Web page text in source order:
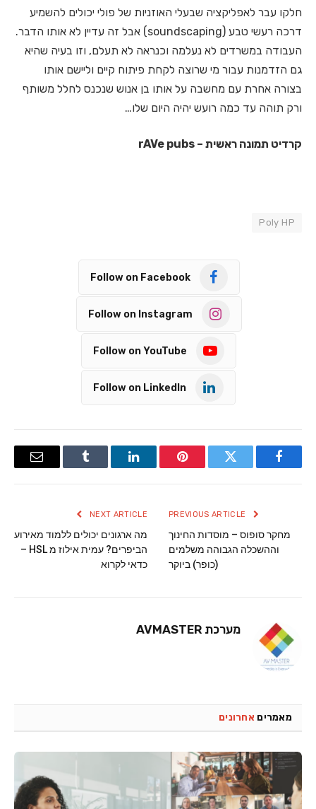
חלקו עבר לאפליקציה שבעלי האוזניות של פולי יכולים להשמיע
דרכה רעשי טבע (soundscaping) אבל זה עדיין לא אותו הדבר.
העבודה במשרדים לא נעלמה וכנראה לא תעלם, וזו בעיה שהיא
גם הזדמנות עבור מי שרוצה לקחת פיתוח קיים וליישם אותו
בצורה אחרת עם מחשבה על אותו בן אנוש שנכנס לחלל משותף
ורק תוהה עד כמה רועש יהיה היום שלו…
קרדיט תמונה ראשית – rAVe pubs
Poly HP
Follow on Facebook
Follow on Instagram
Follow on YouTube
Follow on LinkedIn
Facebook
Twitter
Pinterest
LinkedIn
Tumblr
Email
מחקר סופוס – מוסדות החינוך
וההשכלה הגבוהה משלמים
(כופר) ביוקר
NEXT ARTICLE
מה ארגונים יכולים ללמוד מאירוע
הביפרים? עמית אילוז מ HSL –
כדאי לקרוא
מערכת AVMASTER
מאמרים אחרונים